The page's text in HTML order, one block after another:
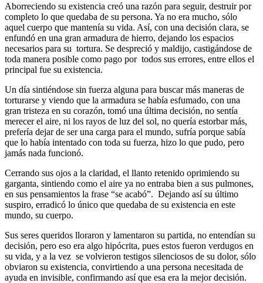
Aborreciendo su existencia creó una razón para seguir, destruir por
completo lo que quedaba de su persona. Ya no era mucho, sólo
aquel cuerpo que mantenía su vida. Así, con una decisión clara, se
enfundó en una gran armadura de hierro, dejando los espacios
necesarios para su tortura. Se despreció y maldijo, castigándose de
toda manera posible como pago por todos sus errores, entre ellos el
principal fue su existencia.
Un día sintiéndose sin fuerza alguna para buscar más maneras de
torturarse y viendo que la armadura se había esfumado, con una
gran tristeza en su corazón, tomó una última decisión, no sentía
merecer el aire, ni los rayos de luz del sol, no quería estorbar más,
prefería dejar de ser una carga para el mundo, sufría porque sabía
que lo había intentado con toda su fuerza, hizo lo que pudo, pero
jamás nada funcionó.
Cerrando sus ojos a la claridad, el llanto retenido oprimiendo su
garganta, sintiendo como el aire ya no entraba bien a sus pulmones,
en sus pensamientos la frase “se acabó”. Dejando así su último
suspiro, erradicó lo único que quedaba de su existencia en este
mundo, su cuerpo.
Sus seres queridos lloraron y lamentaron su partida, no entendían su
decisión, pero eso era algo hipócrita, pues estos fueron verdugos en
su vida, y a la vez se volvieron testigos silenciosos de su dolor, sólo
obviaron su existencia, convirtiendo a una persona necesitada de
ayuda en invisible, confirmando así que esa era la mejor decisión.